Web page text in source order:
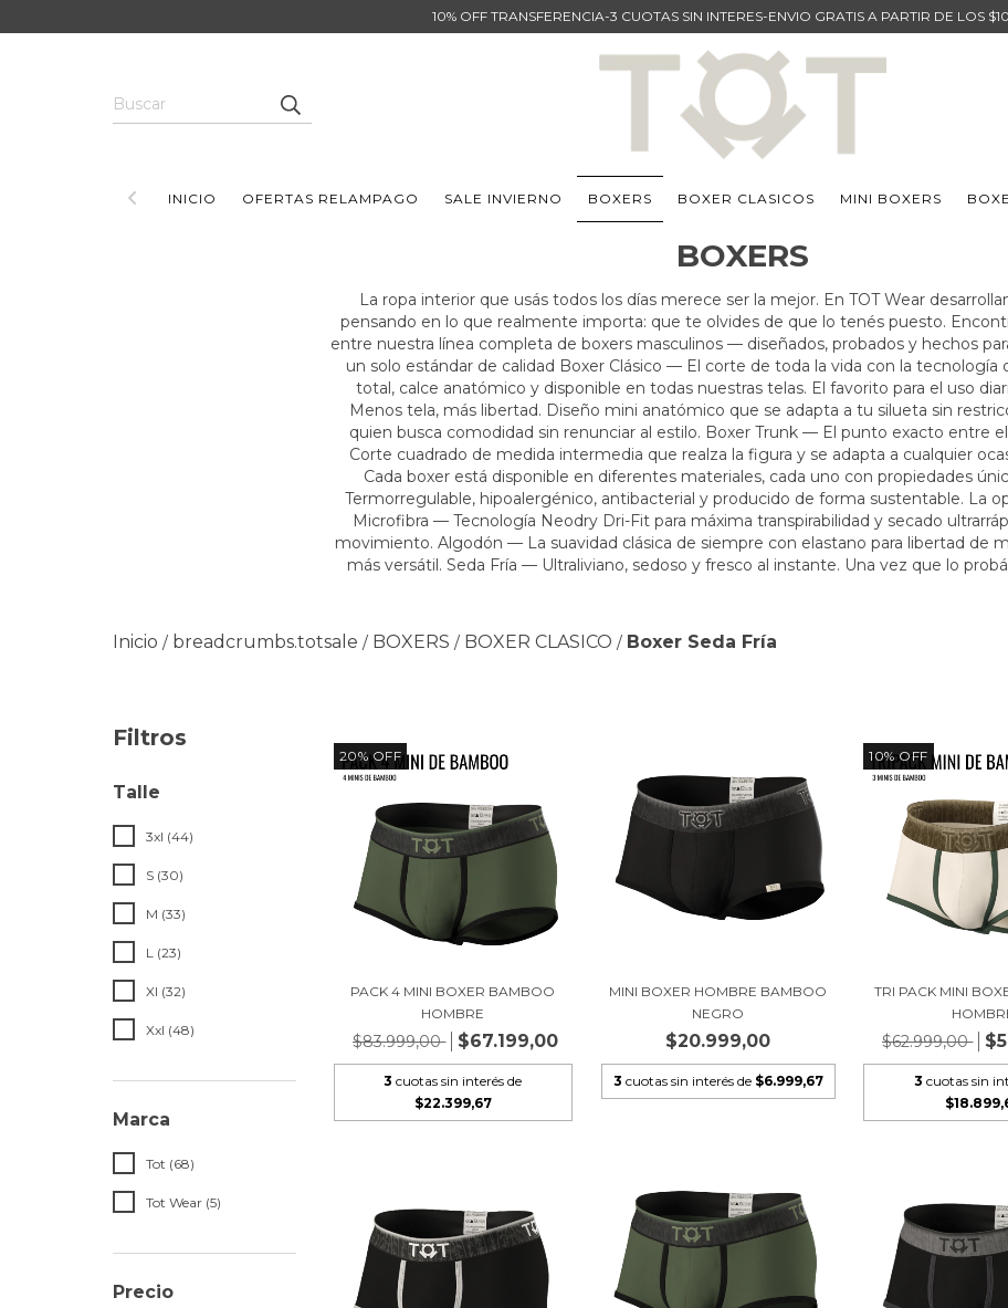
10% OFF TRANSFERENCIA-3 CUOTAS SIN INTERES-ENVIO GRATIS A PARTIR DE LOS
INICIO OFERTAS RELAMPAGO SALE INVIERNO BOXERS BOXER CLASICOS MINI BOXERS
BOXERS
La ropa interior que usás todos los días merece ser la mejor. En TOT Wear
pensando en lo que realmente importa: que te olvides de que lo tenés puesto.
entre nuestra línea completa de boxers masculinos — diseñados, probados y hechos
un solo estándar de calidad Boxer Clásico — El corte de toda la vida con la tecnología
total, calce anatómico y disponible en todas nuestras telas. El favorito para el uso
Menos tela, más libertad. Diseño mini anatómico que se adapta a tu silueta sin
quien busca comodidad sin renunciar al estilo. Boxer Trunk — El punto exacto entre
Corte cuadrado de medida intermedia que realza la figura y se adapta a cualquier
Cada boxer está disponible en diferentes materiales, cada uno con propiedades
Termorregulable, hipoalergénico, antibacterial y producido de forma sustentable. La
Microfibra — Tecnología Neodry Dri-Fit para máxima transpirabilidad y secado
movimiento. Algodón — La suavidad clásica de siempre con elastano para libertad de
más versátil. Seda Fría — Ultraliviano, sedoso y fresco al instante. Una vez que lo
Inicio / breadcrumbs.totsale / BOXERS / BOXER CLASICO / Boxer Seda Fría
Filtros
Talle
3xl (44)
S (30)
M (33)
L (23)
Xl (32)
Xxl (48)
Marca
Tot (68)
Tot Wear (5)
Precio
20%OFF
PACK 4 MINI BOXER BAMBOO
HOMBRE
$83.999,00 $67.199,00
3 cuotas sin interés de
$22.399,67
MINI BOXER HOMBRE BAMBOO
NEGRO
$20.999,00
3 cuotas sin interés de $6.999,67
10%OFF
TRI PACK MINI
$62.999,00
3 cuotas sin